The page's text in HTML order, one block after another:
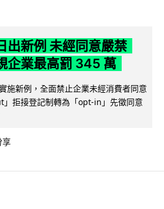
出新例 未經同意嚴禁
企業最高罰 345 萬
施新例，全面禁止企業未經消費者同意
拒接登記制轉為「opt-in」先徵同意
享